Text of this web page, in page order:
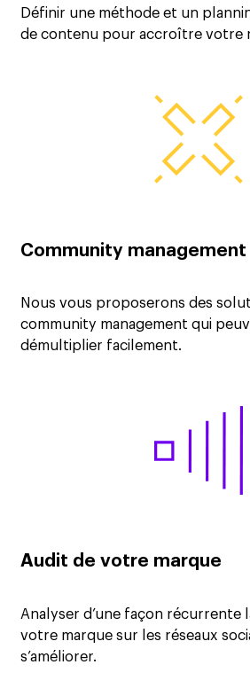
Définir une méthode et un
de contenu pour accroître votre
Community management
Nous vous proposerons des
community management qui
démultiplier facilement.
Audit de votre marque
Analyser d’une façon récurrente
votre marque sur les réseaux
s’améliorer.